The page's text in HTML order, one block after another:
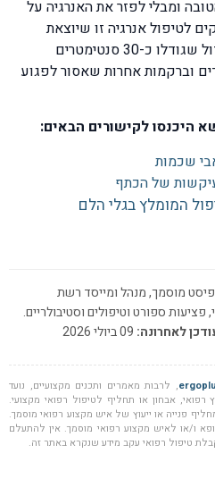
ומבלי לפזר את האנרגיה על
לטיפול אנרגיה זו שיוצאת
מראש המכשיר בעל הראש הגדול שגודלו כ-30 סנטימטרים
וברקמות אחרות שאסור לפגוע
היכנסו לקישורים הבאים:
שכמות
של הכתף
המומלץ בגלי הלם
מוסמך, מנהל ומייסד רשת
ספורט וטיפולים וסטיבולריים.
לאחרונה:
, לרבות מאמרים ותכנים מקצועיים, נועד
רפואי, אבחון או תחליף לטיפול רפואי מקצועי.
פנייה או ייעוץ של איש מקצוע רפואי מוסמך.
ו/או לאיש מקצוע רפואי מוסמך. אין להתעלם
טיפול רפואי עקב מידע שנקרא באתר זה.